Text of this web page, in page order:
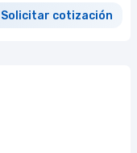
Solicitar cotización